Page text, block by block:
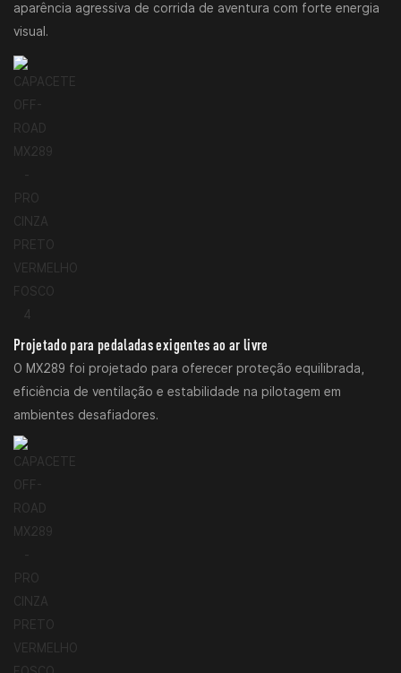
aparência agressiva de corrida de aventura com forte energia
visual.
Projetado para pedaladas exigentes ao ar livre
O MX289 foi projetado para oferecer proteção equilibrada,
eficiência de ventilação e estabilidade na pilotagem em
ambientes desafiadores.